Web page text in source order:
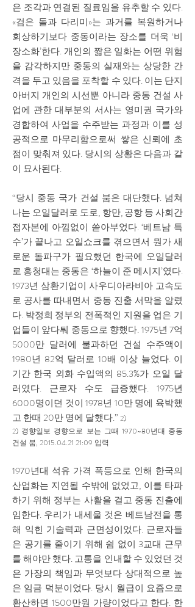
은 조각과 연결된 질료임을 유추할 수 있다.
«검은 돌과 다리미»는 과거를 복원하거나
회상하기보다 중동이라는 장소를 더욱 ‘비
장소화’한다. 개인의 짧은 일화는 어떤 위험
을 감각하지만 중동의 실재와는 상당한 간
격을 두고 있음을 포착할 수 있다. 이는 단지
아버지 개인의 시선뿐 아니라 중동 건설 사
업에 관한 대부분의 서사는 영미권 국가와
경합하여 사업을 수주받는 과정과 이를 성
공적으로 마무리함으로써 쌓은 신뢰에 초
점이 맞춰져 있다. 당시의 상황은 다음과 같
이 묘사된다.
“당시 중동 국가 건설 붐은 대단했다. 넘쳐
나는 오일달러로 도로, 항만, 공항 등 사회간
접자본에 아낌없이 쏟아부었다. ‘베트남 특
수’가 끝나고 오일쇼크를 겪으면서 뭔가 새
로운 돌파구가 필요했던 한국에 오일달러
로 흥청대는 중동은 ‘하늘이 준 메시지’였다.
1973년 삼환기업이 사우디아라비아 고속도
로 공사를 따내면서 중동 진출 서막을 알렸
다. 박정희 정부의 전폭적인 지원을 업은 기
업들이 앞다퉈 중동으로 향했다. 1975년 7억
5000만 달러에 불과하던 건설 수주액이
1980년 82억 달러로 10배 이상 늘었다. 이
기간 한국 외화 수입액의 85.3%가 오일 달
러였다. 근로자 수도 급증했다. 1975년
6000명이던 것이 1978년 10만 명에 육박했
고 한때 20만 명에 달했다.” 2)
2) 경향일보 경향으로 보는 그때 1970~80년대 중동
건설 붐, 2015.04.21 21:09 입력
1970년대 석유 가격 폭등으로 인해 한국의
산업화는 지연될 수밖에 없었고, 이를 타파
하기 위해 정부는 사활을 걸고 중동 진출에
임한다. 우리가 내세울 것은 베트남전을 통
해 익힌 기술력과 근면성이었다. 근로자들
은 공기를 줄이기 위해 쉼 없이 3교대 근무
를 해야만 했다. 고통을 인내할 수 있었던 것
은 가장의 책임과 무엇보다 상대적으로 높
은 임금 덕분이었다. 당시 월급이 요즘으로
환산하면 1500만원 가량이었다고 한다. 한